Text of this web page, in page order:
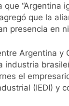
que “Argentina
que la
presencia en
Argentina y
industria
el
(IEDI) y